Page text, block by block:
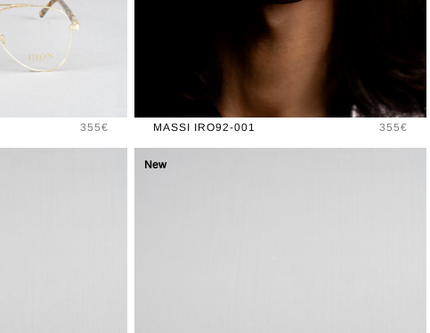
Prix
355€ MASSI IRO92-001 Prix
355€
New